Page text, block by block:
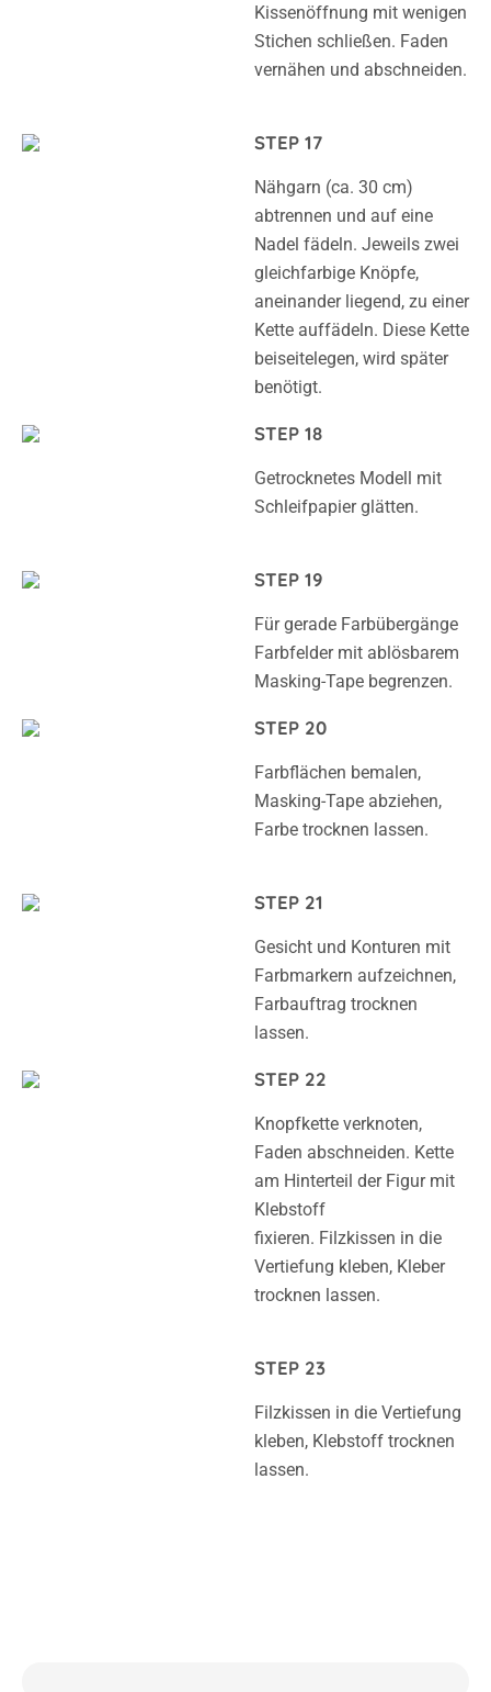
Kissenöffnung mit wenigen
Stichen schließen. Faden
vernähen und abschneiden.
STEP 17
Nähgarn (ca. 30 cm)
abtrennen und auf eine
Nadel fädeln. Jeweils zwei
gleichfarbige Knöpfe,
aneinander liegend, zu einer
Kette auffädeln. Diese Kette
beiseitelegen, wird später
benötigt.
STEP 18
Getrocknetes Modell mit
Schleifpapier glätten.
STEP 19
Für gerade Farbübergänge
Farbfelder mit ablösbarem
Masking-Tape begrenzen.
STEP 20
Farbflächen bemalen,
Masking-Tape abziehen,
Farbe trocknen lassen.
STEP 21
Gesicht und Konturen mit
Farbmarkern aufzeichnen,
Farbauftrag trocknen
lassen.
STEP 22
Knopfkette verknoten,
Faden abschneiden. Kette
am Hinterteil der Figur mit
Klebstoff
fixieren. Filzkissen in die
Vertiefung kleben, Kleber
trocknen lassen.
STEP 23
Filzkissen in die Vertiefung
kleben, Klebstoff trocknen
lassen.